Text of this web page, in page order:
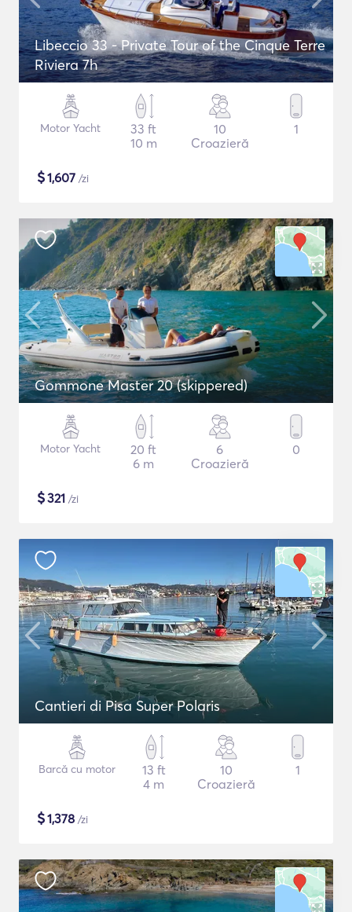
Libeccio 33 - Private Tour of the Cinque Terre
Riviera 7h
Motor Yacht
33 ft
10 m
10
Croazieră
1
$1,607 /zi
Gommone Master 20 (skippered)
Motor Yacht
20 ft
6 m
6
Croazieră
0
$321 /zi
Cantieri di Pisa Super Polaris
Barcă cu motor
13 ft
4 m
10
Croazieră
1
$1,378 /zi